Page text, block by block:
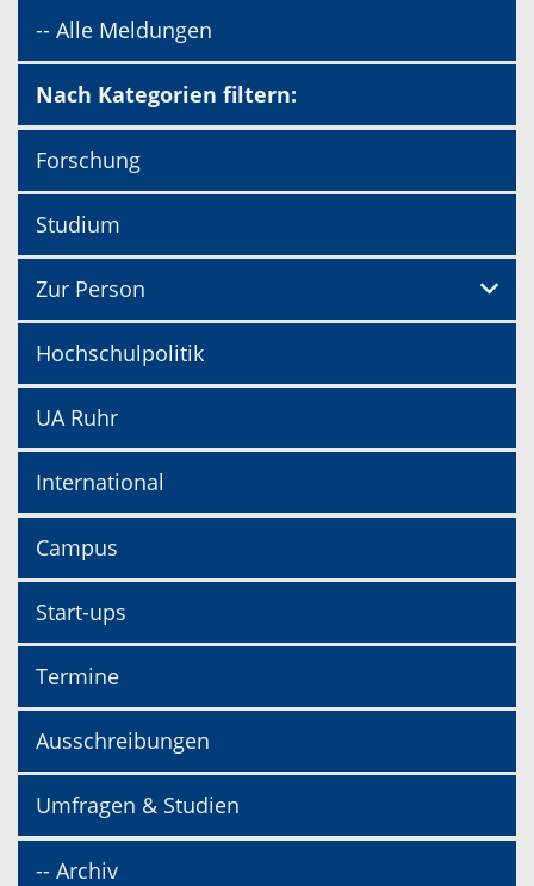
-- Alle Meldungen
Nach Kategorien filtern:
Forschung
Studium
Zur Person
Hochschulpolitik
UA Ruhr
International
Campus
Start-ups
Termine
Ausschreibungen
Umfragen & Studien
-- Archiv